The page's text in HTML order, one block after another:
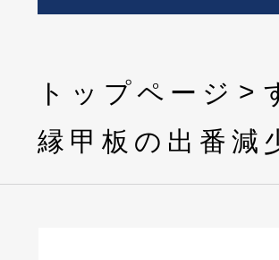
トップページ
縁甲板の出番減